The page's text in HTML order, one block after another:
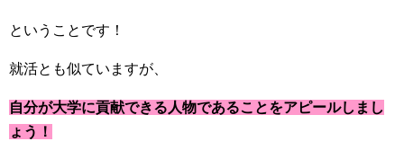
ということです！
就活とも似ていますが、
自分が大学に貢献できる人物であることをアピールしまし
ょう！